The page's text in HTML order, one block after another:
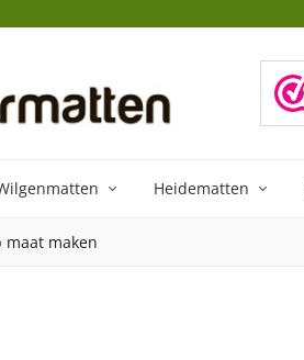
Heidematten
maat maken